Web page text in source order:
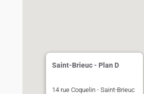
Saint-Brieuc - Plan D
14 rue Coquelin - Saint-Brieuc